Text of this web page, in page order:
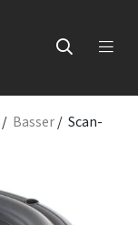
/ Basser/ Scan-